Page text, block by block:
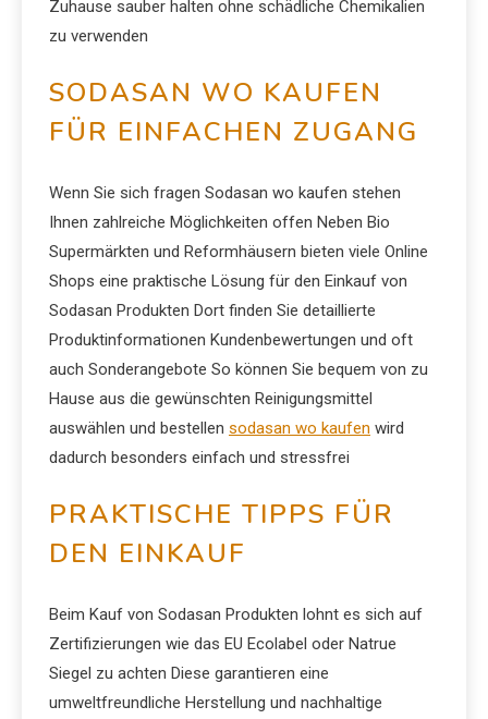
Zuhause sauber halten ohne schädliche Chemikalien
zu verwenden
SODASAN WO KAUFEN
FÜR EINFACHEN ZUGANG
Wenn Sie sich fragen Sodasan wo kaufen stehen
Ihnen zahlreiche Möglichkeiten offen Neben Bio
Supermärkten und Reformhäusern bieten viele Online
Shops eine praktische Lösung für den Einkauf von
Sodasan Produkten Dort finden Sie detaillierte
Produktinformationen Kundenbewertungen und oft
auch Sonderangebote So können Sie bequem von zu
Hause aus die gewünschten Reinigungsmittel
auswählen und bestellen sodasan wo kaufen wird
dadurch besonders einfach und stressfrei
PRAKTISCHE TIPPS FÜR
DEN EINKAUF
Beim Kauf von Sodasan Produkten lohnt es sich auf
Zertifizierungen wie das EU Ecolabel oder Natrue
Siegel zu achten Diese garantieren eine
umweltfreundliche Herstellung und nachhaltige